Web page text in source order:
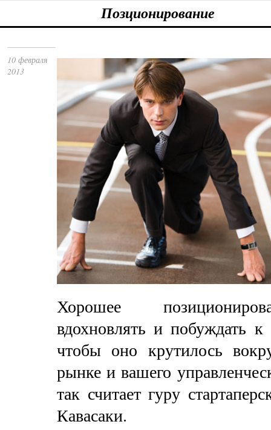
Позционирование
10 февраля
2013
Хорошее
вдохновлять и побуждать
чтобы оно крутилось
рынке и вашего
так считает гуру
Кавасаки.